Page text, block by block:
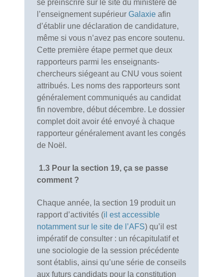
se préinscrire sur le site du ministère de
l’enseignement supérieur Galaxie afin
d’établir une déclaration de candidature,
même si vous n’avez pas encore soutenu.
Cette première étape permet que deux
rapporteurs parmi les enseignants-
chercheurs siégeant au CNU vous soient
attribués. Les noms des rapporteurs sont
généralement communiqués au candidat
fin novembre, début décembre. Le dossier
complet doit avoir été envoyé à chaque
rapporteur généralement avant les congés
de Noël.
1.3 Pour la section 19, ça se passe
comment ?
Chaque année, la section 19 produit un
rapport d’activités (il est accessible
notamment sur le site de l’AFS) qu’il est
impératif de consulter : un récapitulatif et
une sociologie de la session précédente
sont établis, ainsi qu’une série de conseils
aux futurs candidats pour la constitution